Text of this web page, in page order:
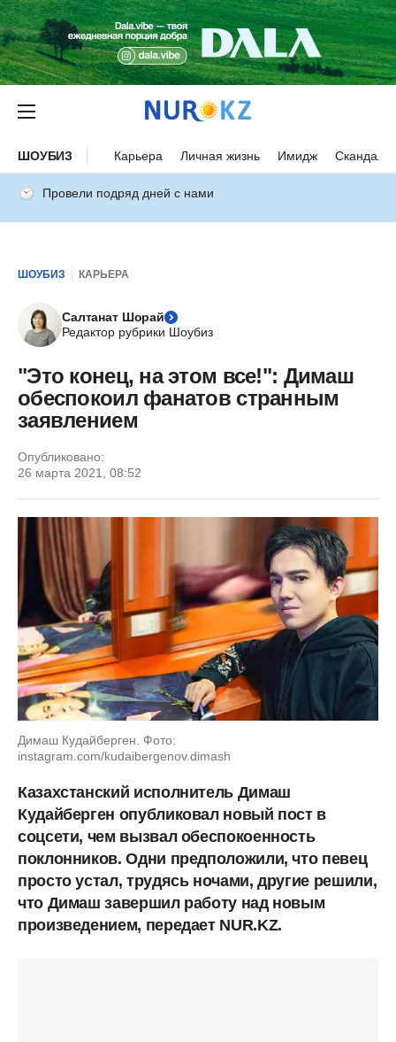
ШОУБИЗ Карьера Личная жизнь Имидж Скандалы
Провели подряд дней с нами
ШОУБИЗ КАРЬЕРА
Салтанат Шорай
Редактор рубрики Шоубиз
"Это конец, на этом все!": Димаш
обеспокоил фанатов странным
заявлением
Опубликовано:
26 марта 2021, 08:52
Димаш Кудайберген. Фото:
instagram.com/kudaibergenov.dimash
Казахстанский исполнитель Димаш
Кудайберген опубликовал новый пост в
соцсети, чем вызвал обеспокоенность
поклонников. Одни предположили, что певец
просто устал, трудясь ночами, другие решили,
что Димаш завершил работу над новым
произведением, передает NUR.KZ.